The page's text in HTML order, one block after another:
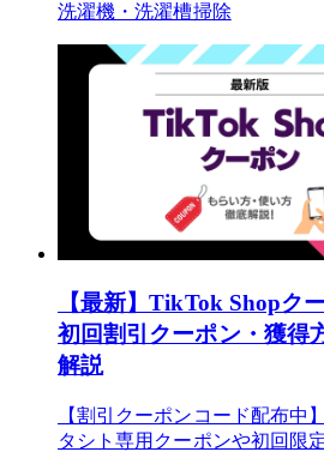
洗濯機・洗濯槽掃除
【最新】TikTok Shopク
初回割引クーポン・獲得
解説
【割引クーポンコード配布中
タシト専用クーポンや初回限